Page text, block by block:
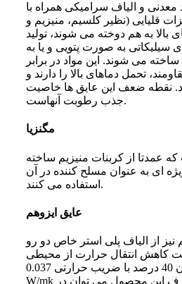
معدنی و الیاف سرامیکی همراه با
قلیایی (نظیر کلسیم، منیزیم و
بالا به هم دوخته می‌ شوند، تولید
سیلیکاتی به صورت پتویی و یا به
می‌ شوند. این مواد در برابر
تحمل دماهای بالا را دارند و
نقطه ضعف این عایق‌ ها خاصیت
جذب رطوبت آنهاست.
مگنزیا
عمدتا از کربنات منیزیم ساخته
ای به عنوان مسلح کننده در آن
استفاده می‌ کنند.
عایق ایزوهم
نیز از الیاف پلی استر خاص دو رو
کاهش انتقال حرارت از محیطی
به محیط دیگر به میزان 40 درصد با ضریب حرارتی 0.037
W/mk قابل اجرا می‌ شد. مصرف این محصول می‌ توان در